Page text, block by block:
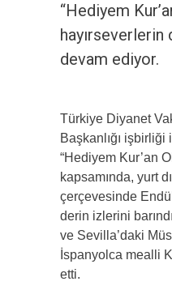
“Hediyem
devam ediyor.
Türkiye Diyanet
Başkanlığı
“Hediyem Kur’an
kapsamında, yurt
çerçevesinde
derin izlerini
ve Sevilla’daki
İspanyolca mealli
etti.